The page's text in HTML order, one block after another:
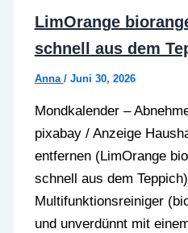
LimOrange
schnell aus dem
Anna / Juni 30, 2026
Mondkalender –
pixabay / Anzeige
entfernen (LimOrange
schnell aus dem
Multifunktionsreiniger
und unverdünnt mit